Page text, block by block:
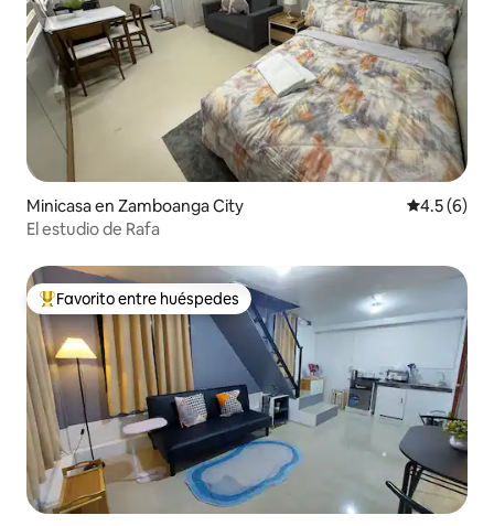
Minicasa en Zamboanga City
4.5 (6)
El estudio de Rafa
De los mejores en Favorito entre huéspedes
Favorito entre huéspedes